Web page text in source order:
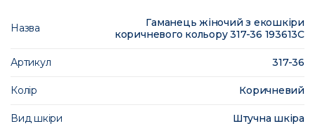
Назва
Гаманець жіночий з екошкіри
коричневого кольору 317-36 193613C
Артикул 317-36
Колір Коричневий
Вид шкіри Штучна шкіра